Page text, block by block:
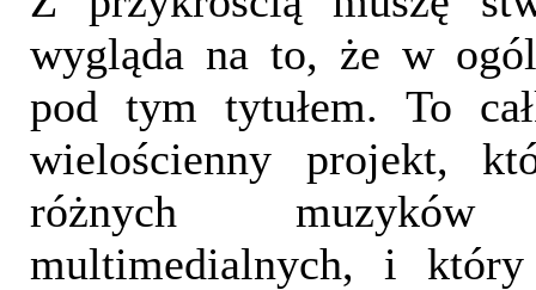
wygląda na to, że w
pod tym tytułem. To
wielościenny projekt,
różnych
multimedialnych, i który